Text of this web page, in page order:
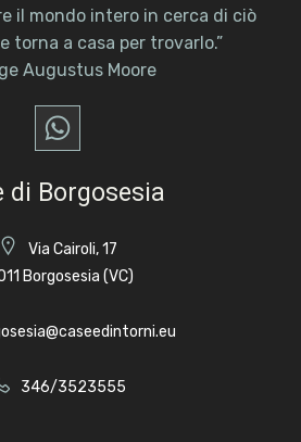
il mondo intero in cerca di ciò
torna a casa per trovarlo.”
Augustus Moore
di Borgosesia
Via Cairoli, 17
Borgosesia (VC)
346/3523555